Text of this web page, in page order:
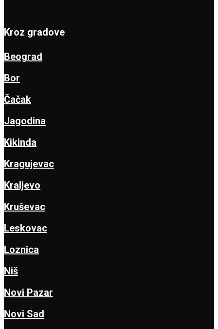
Kroz gradove
Beograd
Bor
Čačak
Jagodina
Kikinda
Kragujevac
Kraljevo
Kruševac
Leskovac
Loznica
Niš
Novi Pazar
Novi Sad